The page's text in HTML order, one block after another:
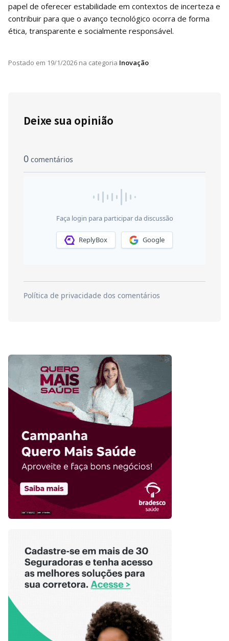
papel de oferecer estabilidade em contextos de incerteza e
contribuir para que o avanço tecnológico ocorra de forma
ética, transparente e socialmente responsável.
Postado em 19/1/2026 na categoria Inovação
Deixe sua opinião